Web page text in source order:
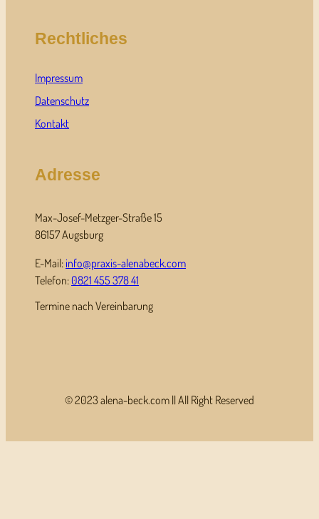
Rechtliches
Impressum
Datenschutz
Kontakt
Adresse
Max-Josef-Metzger-Straße 15
86157 Augsburg
E-Mail: info@praxis-alenabeck.com
Telefon: 0821 455 378 41
Termine nach Vereinbarung
© 2023 alena-beck.com || All Right Reserved